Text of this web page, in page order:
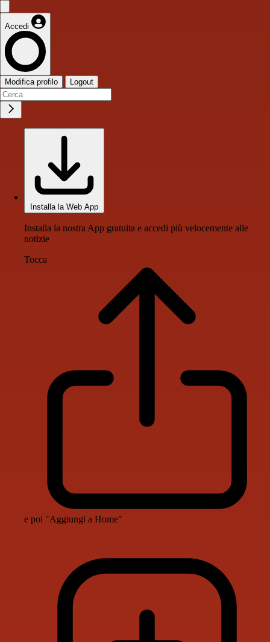
Accedi
Modifica profilo Logout
Installa la Web App
Installa la nostra App gratuita e accedi più velocemente alle
notizie
Tocca
e poi "Aggiungi a Home"